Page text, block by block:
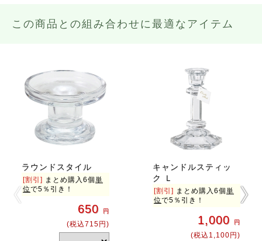
この商品との組み合わせに最適なアイテム
ラウンドスタイル
[割引] まとめ購入6個単
位で5％引き！
650 円
(税込715円)
キャンドルスティッ
ク Ｌ
[割引] まとめ購入6個単
位で5％引き！
1,000 円
(税込1,100円)